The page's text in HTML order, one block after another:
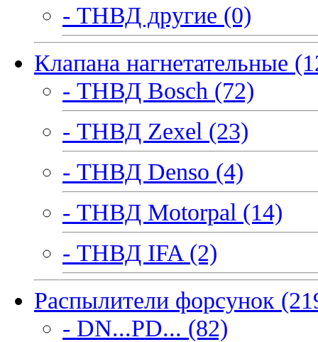
- ТНВД другие (0)
Клапана нагнетательные
- ТНВД Bosch (72)
- ТНВД Zexel (23)
- ТНВД Denso (4)
- ТНВД Motorpal (14)
- ТНВД IFA (2)
Распылители форсунок
- DN...PD... (82)